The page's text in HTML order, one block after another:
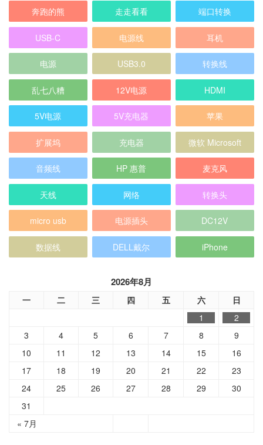
奔跑的熊 走走看看 端口转换
USB-C 电源线 耳机
电源 USB3.0 转换线
乱七八糟 12V电源 HDMI
5V电源 5V充电器 苹果
扩展坞 充电器 微软 Microsoft
音频线 HP 惠普 麦克风
天线 网络 转换头
micro usb 电源插头 DC12V
数据线 DELL戴尔 iPhone
2026年8月
一 二 三 四 五 六 日
« 7月
1
2
3
4 5 6 7 8
9
10
11 12 13 14 15
16
17
18 19 20 21 22
23
24
25 26 27 28 29
30
31